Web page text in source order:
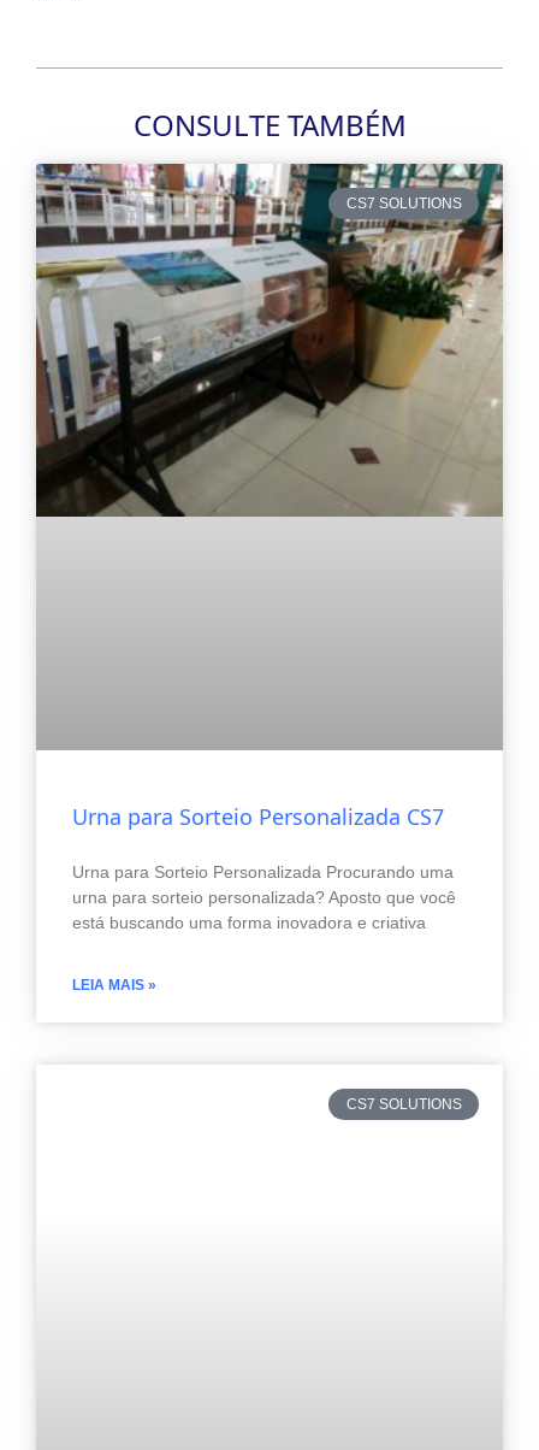
CONSULTE TAMBÉM
CS7 SOLUTIONS
Urna para Sorteio Personalizada CS7
Urna para Sorteio Personalizada Procurando uma
urna para sorteio personalizada? Aposto que você
está buscando uma forma inovadora e criativa
LEIA MAIS »
CS7 SOLUTIONS